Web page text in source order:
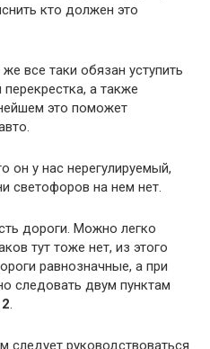
кто должен это
все таки обязан уступить
а также
это поможет
он у нас нерегулируемый,
светофоров на нем нет.
дороги. Можно легко
тут тоже нет, из этого
равнозначные, а при
следовать двум пунктам
.
следует руководствоваться